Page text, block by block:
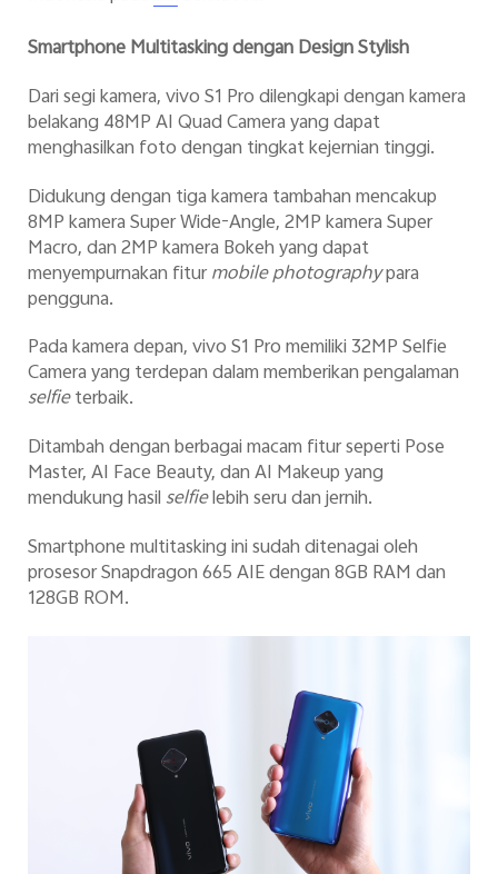
Smartphone Multitasking dengan Design Stylish
Dari segi kamera, vivo S1 Pro dilengkapi dengan kamera
belakang 48MP AI Quad Camera yang dapat
menghasilkan foto dengan tingkat kejernian tinggi.
Didukung dengan tiga kamera tambahan mencakup
8MP kamera Super Wide-Angle, 2MP kamera Super
Macro, dan 2MP kamera Bokeh yang dapat
menyempurnakan fiturmobile photographypara
pengguna.
Pada kamera depan, vivo S1 Pro memiliki 32MP Selfie
Camera yang terdepan dalam memberikan pengalaman
selfieterbaik.
Ditambah dengan berbagai macam fitur seperti Pose
Master, AI Face Beauty, dan AI Makeup yang
mendukung hasil selfielebih seru dan jernih.
Smartphone multitasking ini sudah ditenagai oleh
prosesor Snapdragon 665 AIE dengan 8GB RAM dan
128GB ROM.